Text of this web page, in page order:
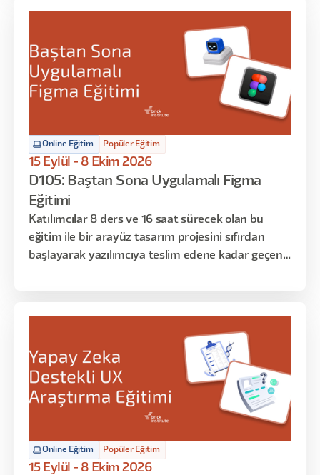
Online Eğitim Popüler Eğitim
15 Eylül - 8 Ekim 2026
D105: Baştan Sona Uygulamalı Figma
Eğitimi
Katılımcılar 8 ders ve 16 saat sürecek olan bu
eğitim ile bir arayüz tasarım projesini sıfırdan
başlayarak yazılımcıya teslim edene kadar geçen
giriş niteliğinde olup, başlangıç seviyesindeki
katılımcılar ile orta seviyedeki katılımcıları aynı
seviyeye getirmeyi amaçlamaktadır. Sonraki
haftalarda bu temel bilgileri uygulamalı örneklerle
zenginleştirip Figma’ya hakim olacağız. Son
Design System ve Token mantığı ile bir ürünü
hayata geçireceğiz.
Online Eğitim Popüler Eğitim
15 Eylül - 8 Ekim 2026